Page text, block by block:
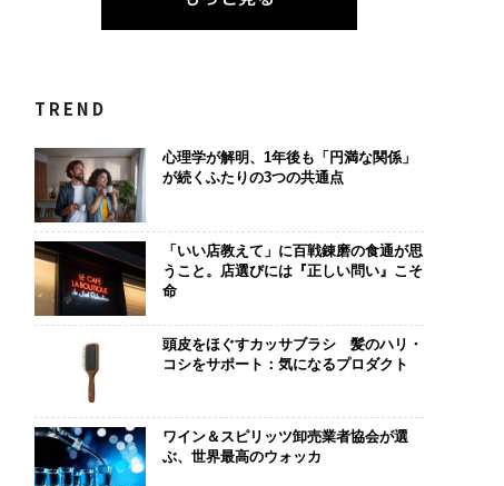
TREND
心理学が解明、1年後も「円満な関係」
が続くふたりの3つの共通点
「いい店教えて」に百戦錬磨の食通が思
うこと。店選びには『正しい問い』こそ
命
頭皮をほぐすカッサブラシ 髪のハリ・
コシをサポート：気になるプロダクト
ワイン＆スピリッツ卸売業者協会が選
ぶ、世界最高のウォッカ